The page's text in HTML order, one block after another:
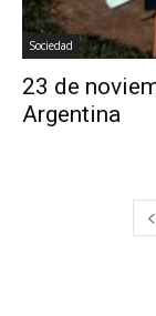
Sociedad
23 de
Argentina